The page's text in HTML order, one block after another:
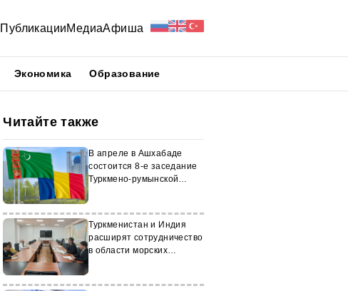
ПубликацииМедиаАфиша
Экономика Образование
Читайте также
В апреле в Ашхабаде
состоится 8-е заседание
Туркмено-румынской
Туркменистан и Индия
расширят сотрудничество
в области морских